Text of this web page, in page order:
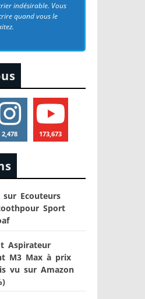
indésirable. Vous
quand vous le
2,478 173,673
sur Ecouteurs
Sport
Aspirateur
M3 Max à prix
vu sur Amazon